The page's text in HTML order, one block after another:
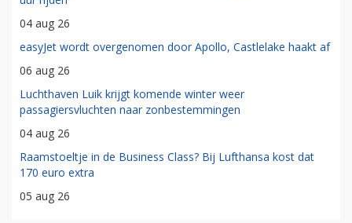
04 aug 26
easyJet wordt overgenomen door Apollo, Castlelake haakt af
06 aug 26
Luchthaven Luik krijgt komende winter weer
passagiersvluchten naar zonbestemmingen
04 aug 26
Raamstoeltje in de Business Class? Bij Lufthansa kost dat
170 euro extra
05 aug 26